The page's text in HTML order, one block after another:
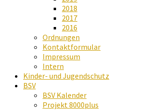
2018
2017
2016
Ordnungen
Kontaktformular
Impressum
Intern
Kinder- und Jugendschutz
BSV
BSV Kalender
Projekt 8000plus